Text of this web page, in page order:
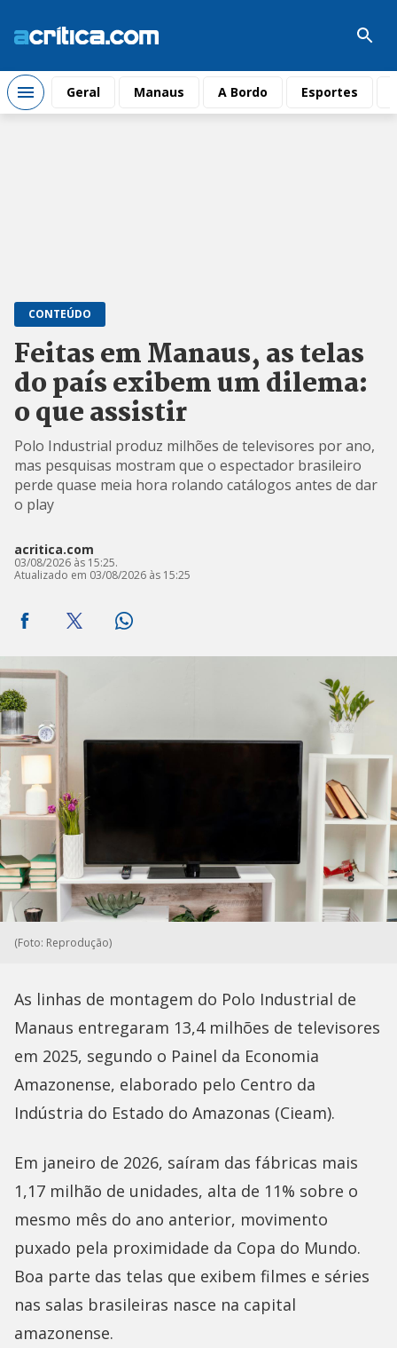
Geral Manaus A Bordo Esportes
CONTEÚDO
Feitas em Manaus, as telas
do país exibem um dilema:
o que assistir
Polo Industrial produz milhões de televisores por ano,
mas pesquisas mostram que o espectador brasileiro
perde quase meia hora rolando catálogos antes de dar
o play
acritica.com
03/08/2026 às 15:25.
Atualizado em 03/08/2026 às 15:25
(Foto: Reprodução)
As linhas de montagem do Polo Industrial de
Manaus entregaram 13,4 milhões de televisores
em 2025, segundo o Painel da Economia
Amazonense, elaborado pelo Centro da
Indústria do Estado do Amazonas (Cieam).
Em janeiro de 2026, saíram das fábricas mais
1,17 milhão de unidades, alta de 11% sobre o
mesmo mês do ano anterior, movimento
puxado pela proximidade da Copa do Mundo.
Boa parte das telas que exibem filmes e séries
nas salas brasileiras nasce na capital
amazonense.